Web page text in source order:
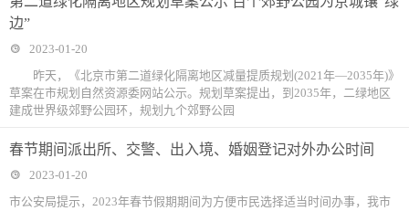
边”
2023-01-20
昨天，《北京市第二道绿化隔离地区减量提质规划(2021年—2035年)》
草案在市规划自然资源委网站公示。规划草案提出，到2035年，二绿地区
建成世界级郊野公园环，规划九个郊野公园
春节期间派出所、交警、出入境、婚姻登记对外办公时间
2023-01-20
市公安局提示，2023年春节假期期间为方便市民选择适当时间办事，我市